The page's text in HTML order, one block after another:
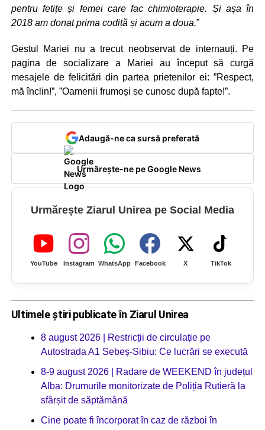
pentru fetițe și femei care fac chimioterapie. Și așa în
2018 am donat prima codiță și acum a doua.”
Gestul Mariei nu a trecut neobservat de internauți. Pe
pagina de socializare a Mariei au început să curgă
mesajele de felicitări din partea prietenilor ei: ”Respect,
mă înclin!”, ”Oamenii frumoși se cunosc după fapte!”.
Adaugă-ne ca sursă preferată
Urmărește-ne pe Google News
Urmărește Ziarul Unirea pe Social Media
YouTube Instagram WhatsApp Facebook X TikTok
Ultimele știri publicate în Ziarul Unirea
8 august 2026 | Restricții de circulație pe
Autostrada A1 Sebeș-Sibiu: Ce lucrări se execută
8-9 august 2026 | Radare de WEEKEND în județul
Alba: Drumurile monitorizate de Poliția Rutieră la
sfârșit de săptămână
Cine poate fi încorporat în caz de război în